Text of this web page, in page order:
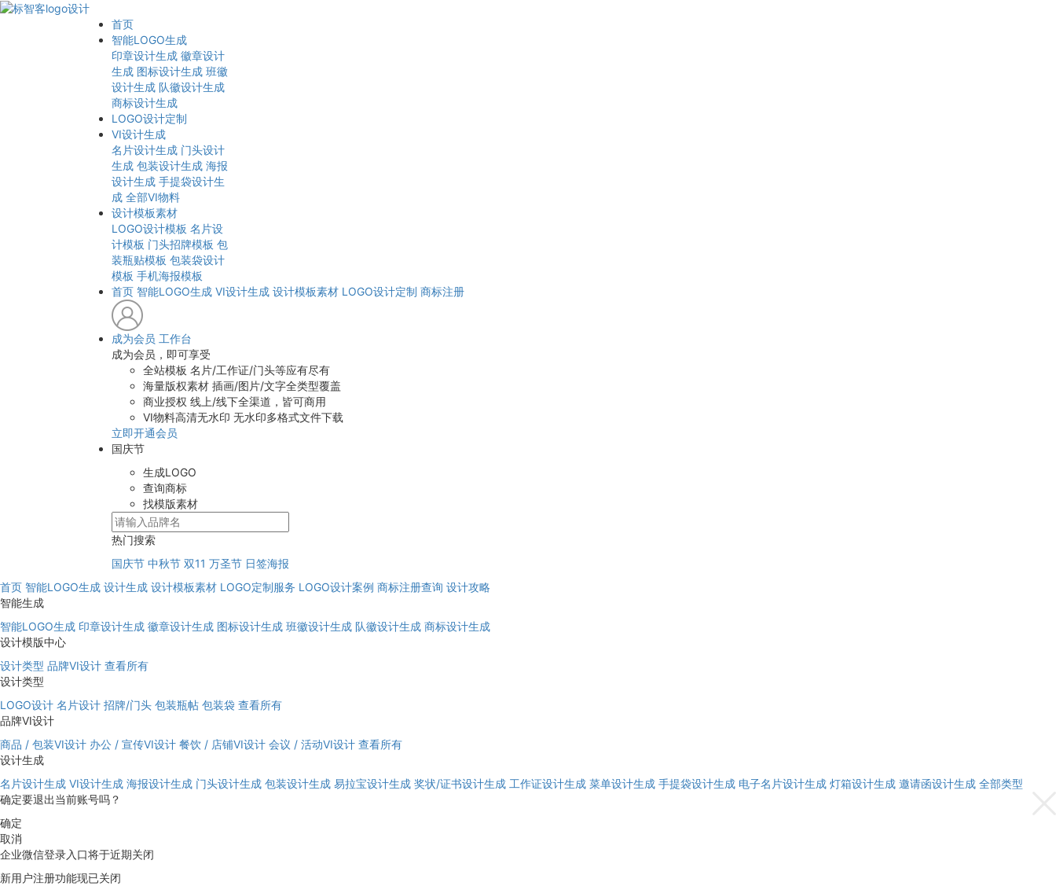
首页
智能LOGO生成
印章设计生成 徽章设计
生成 图标设计生成 班徽
设计生成 队徽设计生成
商标设计生成
LOGO设计定制
VI设计生成
名片设计生成 门头设计
生成 包装设计生成 海报
设计生成 手提袋设计生
成 全部VI物料
设计模板素材
LOGO设计模板 名片设
计模板 门头招牌模板 包
装瓶贴模板 包装袋设计
模板 手机海报模板
首页 智能LOGO生成 VI设计生成 设计模板素材 LOGO设计定制 商标注册
成为会员 工作台
成为会员，即可享受
全站模板 名片/工作证/门头等应有尽有
海量版权素材 插画/图片/文字全类型覆盖
商业授权 线上/线下全渠道，皆可商用
VI物料高清无水印 无水印多格式文件下载
立即开通会员
国庆节
生成LOGO
查询商标
找模版素材
热门搜索
国庆节 中秋节 双11 万圣节 日签海报
首页 智能LOGO生成 设计生成 设计模板素材 LOGO定制服务 LOGO设计案例 商标注册查询 设计攻略
智能生成
智能LOGO生成 印章设计生成 徽章设计生成 图标设计生成 班徽设计生成 队徽设计生成 商标设计生成
设计模版中心
设计类型 品牌VI设计 查看所有
设计类型
LOGO设计 名片设计 招牌/门头 包装瓶帖 包装袋 查看所有
品牌VI设计
商品 / 包装VI设计 办公 / 宣传VI设计 餐饮 / 店铺VI设计 会议 / 活动VI设计 查看所有
设计生成
名片设计生成 VI设计生成 海报设计生成 门头设计生成 包装设计生成 易拉宝设计生成 奖状/证书设计生成 工作证设计生成 菜单设计生成 手提袋设计生成 电子名片设计生成 灯箱设计生成 邀请函设计生成 全部类型
确定要退出当前账号吗？
确定
取消
企业微信登录入口将于近期关闭
新用户注册功能现已关闭